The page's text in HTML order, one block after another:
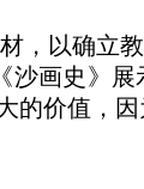
，以确立教
沙画史》
的价值，